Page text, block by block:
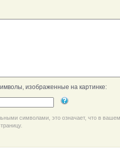
изображенные на картинке:
символами, это означает, что в